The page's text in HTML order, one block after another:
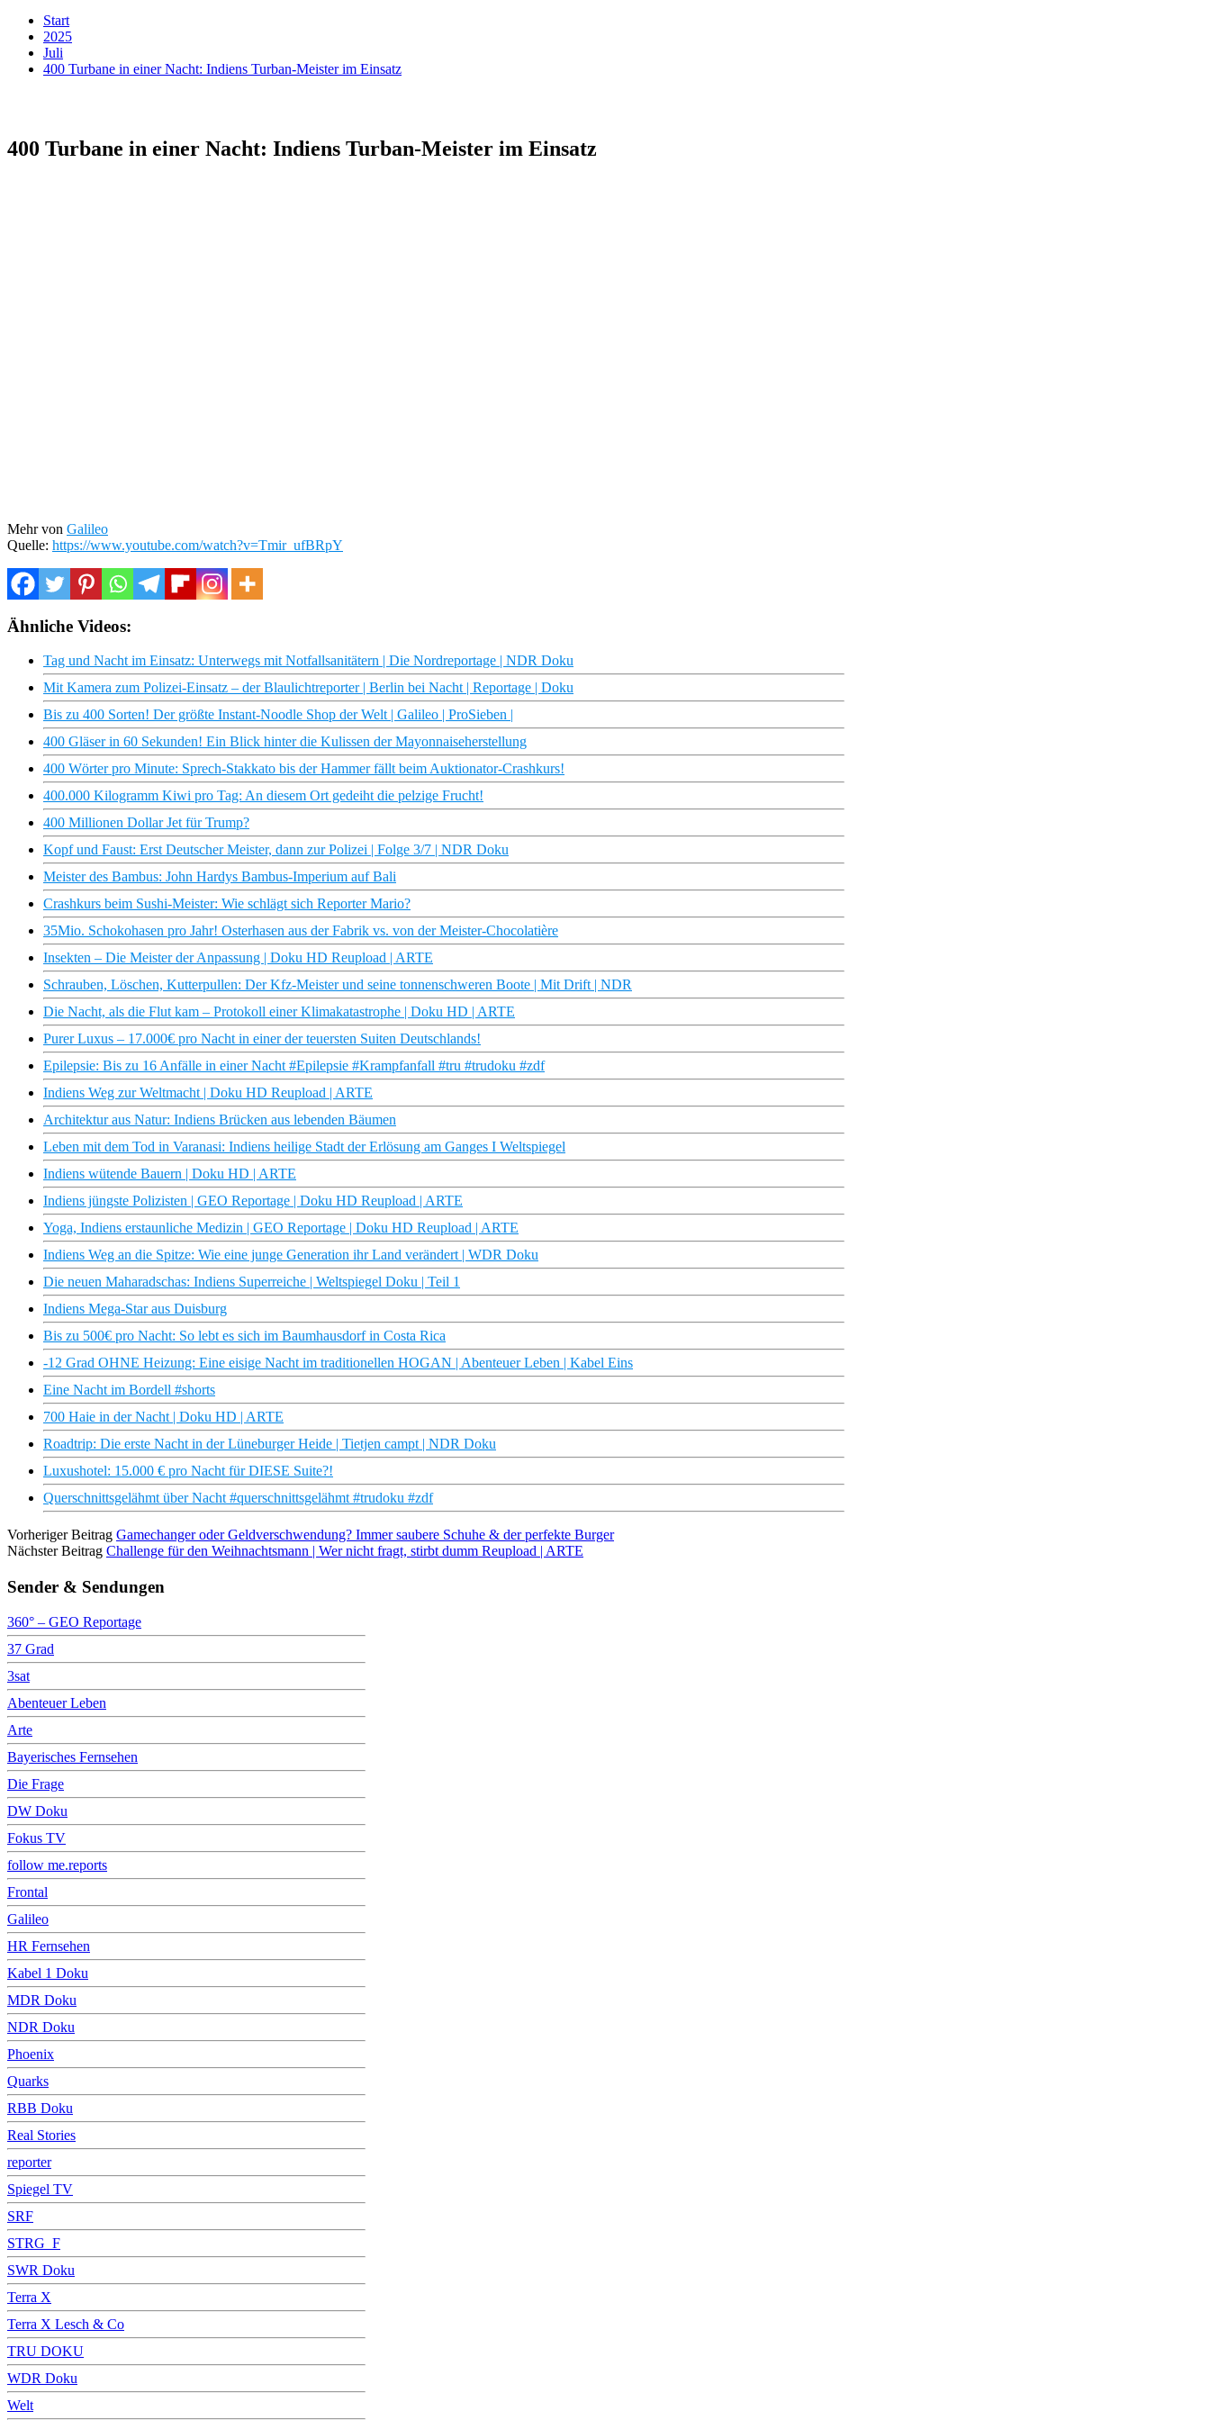
Start
2025
Juli
400 Turbane in einer Nacht: Indiens Turban-Meister im Einsatz
400 Turbane in einer Nacht: Indiens Turban-Meister im Einsatz
Mehr von Galileo
Quelle: https://www.youtube.com/watch?v=Tmir_ufBRpY
Ähnliche Videos:
Tag und Nacht im Einsatz: Unterwegs mit Notfallsanitätern | Die Nordreportage | NDR Doku
Mit Kamera zum Polizei-Einsatz – der Blaulichtreporter | Berlin bei Nacht | Reportage | Doku
Bis zu 400 Sorten! Der größte Instant-Noodle Shop der Welt | Galileo | ProSieben |
400 Gläser in 60 Sekunden! Ein Blick hinter die Kulissen der Mayonnaiseherstellung
400 Wörter pro Minute: Sprech-Stakkato bis der Hammer fällt beim Auktionator-Crashkurs!
400.000 Kilogramm Kiwi pro Tag: An diesem Ort gedeiht die pelzige Frucht!
400 Millionen Dollar Jet für Trump?
Kopf und Faust: Erst Deutscher Meister, dann zur Polizei | Folge 3/7 | NDR Doku
Meister des Bambus: John Hardys Bambus-Imperium auf Bali
Crashkurs beim Sushi-Meister: Wie schlägt sich Reporter Mario?
35Mio. Schokohasen pro Jahr! Osterhasen aus der Fabrik vs. von der Meister-Chocolatière
Insekten – Die Meister der Anpassung | Doku HD Reupload | ARTE
Schrauben, Löschen, Kutterpullen: Der Kfz-Meister und seine tonnenschweren Boote | Mit Drift | NDR
Die Nacht, als die Flut kam – Protokoll einer Klimakatastrophe | Doku HD | ARTE
Purer Luxus – 17.000€ pro Nacht in einer der teuersten Suiten Deutschlands!
Epilepsie: Bis zu 16 Anfälle in einer Nacht #Epilepsie #Krampfanfall #tru #trudoku #zdf
Indiens Weg zur Weltmacht | Doku HD Reupload | ARTE
Architektur aus Natur: Indiens Brücken aus lebenden Bäumen
Leben mit dem Tod in Varanasi: Indiens heilige Stadt der Erlösung am Ganges I Weltspiegel
Indiens wütende Bauern | Doku HD | ARTE
Indiens jüngste Polizisten | GEO Reportage | Doku HD Reupload | ARTE
Yoga, Indiens erstaunliche Medizin | GEO Reportage | Doku HD Reupload | ARTE
Indiens Weg an die Spitze: Wie eine junge Generation ihr Land verändert | WDR Doku
Die neuen Maharadschas: Indiens Superreiche | Weltspiegel Doku | Teil 1
Indiens Mega-Star aus Duisburg
Bis zu 500€ pro Nacht: So lebt es sich im Baumhausdorf in Costa Rica
-12 Grad OHNE Heizung: Eine eisige Nacht im traditionellen HOGAN | Abenteuer Leben | Kabel Eins
Eine Nacht im Bordell #shorts
700 Haie in der Nacht | Doku HD | ARTE
Roadtrip: Die erste Nacht in der Lüneburger Heide | Tietjen campt | NDR Doku
Luxushotel: 15.000 € pro Nacht für DIESE Suite?!
Querschnittsgelähmt über Nacht #querschnittsgelähmt #trudoku #zdf
Vorheriger Beitrag Gamechanger oder Geldverschwendung? Immer saubere Schuhe & der perfekte Burger
Nächster Beitrag Challenge für den Weihnachtsmann | Wer nicht fragt, stirbt dumm Reupload | ARTE
Sender & Sendungen
360° – GEO Reportage
37 Grad
3sat
Abenteuer Leben
Arte
Bayerisches Fernsehen
Die Frage
DW Doku
Fokus TV
follow me.reports
Frontal
Galileo
HR Fernsehen
Kabel 1 Doku
MDR Doku
NDR Doku
Phoenix
Quarks
RBB Doku
Real Stories
reporter
Spiegel TV
SRF
STRG_F
SWR Doku
Terra X
Terra X Lesch & Co
TRU DOKU
WDR Doku
Welt